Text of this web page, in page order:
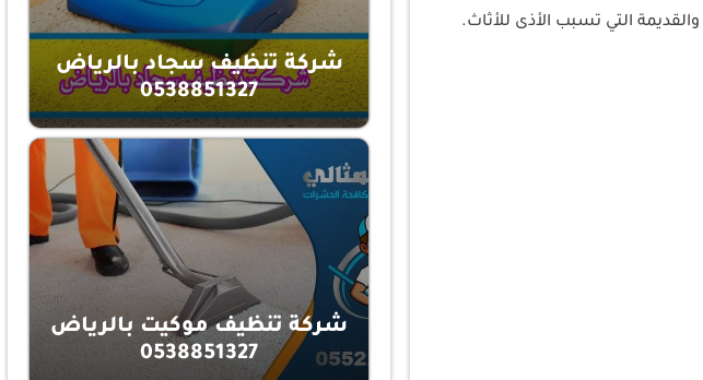
التي تسبب الأذى للأثاث.
شركة تنظيف سجاد بالرياض
0538851327
شركة تنظيف موكيت بالرياض
0538851327